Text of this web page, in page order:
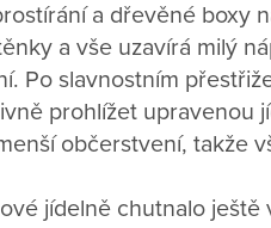
a dřevěné boxy
a vše uzavírá milý
Po slavnostním
prohlížet upravenou
občerstvení, takže
jídelně chutnalo ještě